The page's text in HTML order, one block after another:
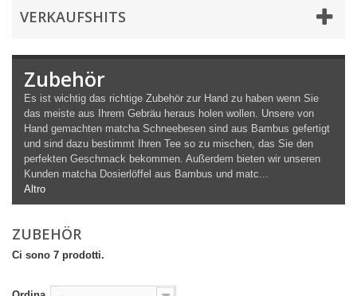
VERKAUFSHITS
Zubehör
Es ist wichtig das richtige Zubehör zur Hand zu haben wenn Sie
das meiste aus Ihrem Gebräu heraus holen wollen. Unsere von
Hand gemachten matcha Schneebesen sind aus Bambus gefertigt
und sind dazu bestimmt Ihren Tee so zu mischen, das Sie den
perfekten Geschmack bekommen. Außerdem bieten wir unseren
Kunden matcha Dosierlöffel aus Bambus und matc...
Altro
ZUBEHÖR
Ci sono 7 prodotti.